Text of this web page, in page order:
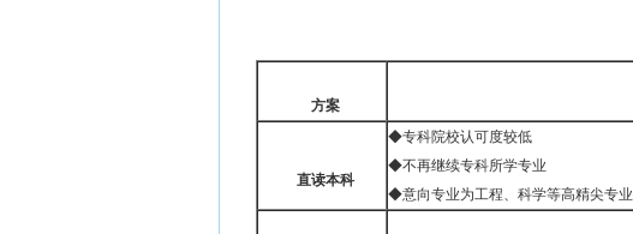
方案
直读本科
◆专科院校认可度较低
◆不再继续专科所学专业
◆意向专业为工程、科学等高精尖专